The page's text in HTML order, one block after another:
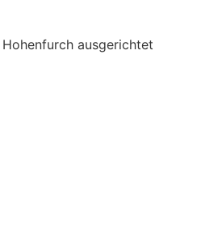
ausgerichtet